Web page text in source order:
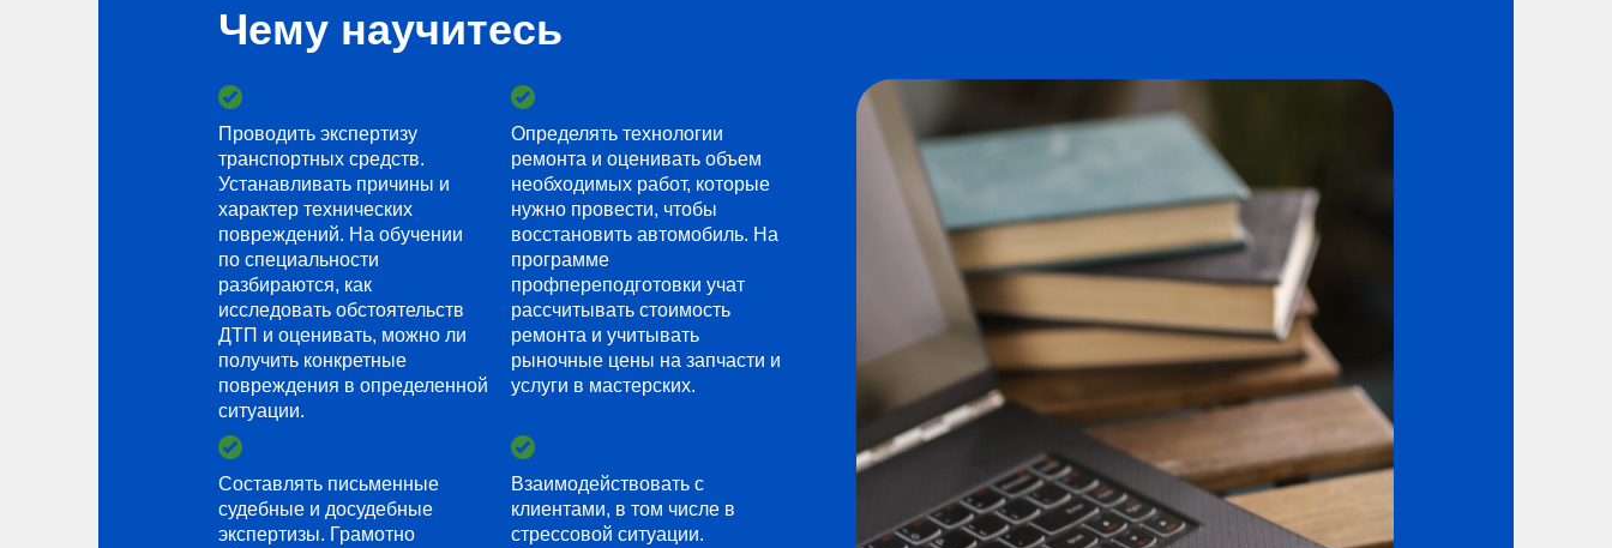
Чему научитесь
Проводить экспертизу
транспортных средств.
Устанавливать причины и
характер технических
повреждений. На обучении
по специальности
разбираются, как
исследовать обстоятельств
ДТП и оценивать, можно ли
получить конкретные
повреждения в определенной
ситуации.
Определять технологии
ремонта и оценивать объем
необходимых работ, которые
нужно провести, чтобы
восстановить автомобиль. На
программе
профпереподготовки учат
рассчитывать стоимость
ремонта и учитывать
рыночные цены на запчасти и
услуги в мастерских.
Составлять письменные
судебные и досудебные
экспертизы. Грамотно
Взаимодействовать с
клиентами, в том числе в
стрессовой ситуации.